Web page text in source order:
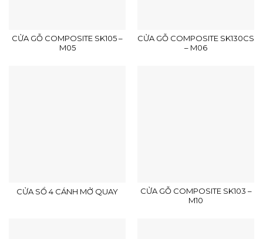
CỬA GỖ COMPOSITE SK105 –
M05
CỬA GỖ COMPOSITE SK130CS
– M06
CỬA SỔ 4 CÁNH MỞ QUAY
CỬA GỖ COMPOSITE SK103 –
M10